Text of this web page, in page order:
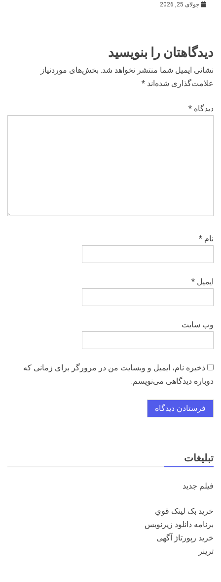
جولای 25, 2026
دیدگاهتان را بنویسید
نشانی ایمیل شما منتشر نخواهد شد. بخش‌های موردنیاز
علامت‌گذاری شده‌اند *
دیدگاه *
نام *
ایمیل *
وب‌ سایت
ذخیره نام، ایمیل و وبسایت من در مرورگر برای زمانی که
دوباره دیدگاهی می‌نویسم.
تبلیغات
فيلم جديد
خريد بک لينک قوي
برنامه دانلود زيرنويس
خرید رپورتاژ آگهی
ترينر